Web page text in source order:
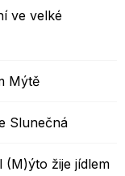
ve velké
Mýtě
Slunečná
(M)ýto žije jídlem